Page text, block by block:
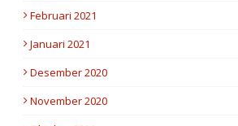
Februari 2021
Januari 2021
Desember 2020
November 2020